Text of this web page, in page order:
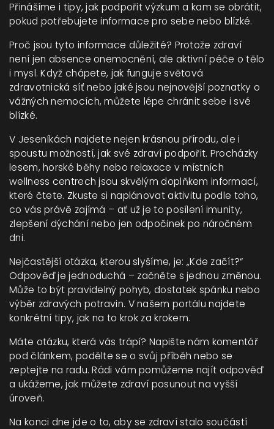
Přinášíme i tipy, jak podpořit výzkum a kam se obrátit,
pokud potřebujete informace pro sebe nebo blízké.
Proč jsou tyto informace důležité? Protože zdraví
není jen absence onemocnění, ale aktivní péče o tělo
i mysl. Když chápete, jak funguje světová
zdravotnická síť nebo jaké jsou nejnovější poznatky o
vážných nemocích, můžete lépe chránit sebe i své
blízké.
V Jeseníkách najdete nejen krásnou přírodu, ale i
spoustu možností, jak své zdraví podpořit. Procházky
lesem, horské běhy nebo relaxace v místních
wellness centrech jsou skvělým doplňkem informací,
které čtete. Zkuste si naplánovat aktivitu podle toho,
co vás právě zajímá – ať už je to posílení imunity,
zlepšení dýchání nebo jen odpočinek po náročném
dni.
Nejčastější otázka, kterou slyšíme, je: „Kde začít?“
Odpověď je jednoduchá – začněte s jednou změnou.
Může to být pravidelný pohyb, dostatek spánku nebo
výběr zdravých potravin. V našem portálu najdete
konkrétní tipy, jak na to krok za krokem.
Máte otázku, která vás trápí? Napište nám komentář
pod článkem, podělte se o svůj příběh nebo se
zeptejte na radu. Rádi vám pomůžeme najít odpověď
a ukážeme, jak můžete zdraví posunout na vyšší
úroveň.
Na konci dne jde o to, aby se zdraví stalo součástí